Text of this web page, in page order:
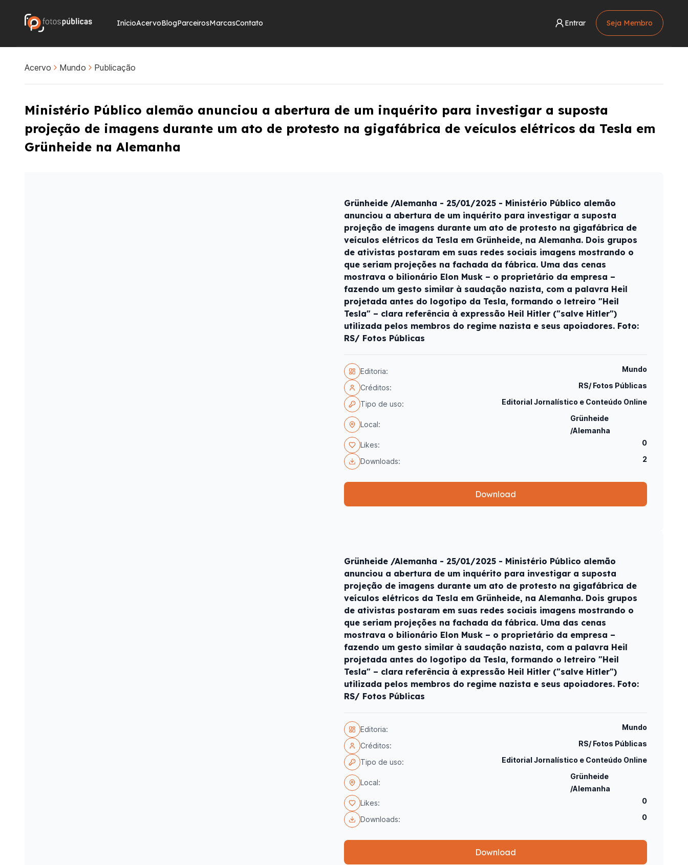
InícioAcervoBlogParceirosMarcasContato Entrar Seja Membro
Acervo Mundo Publicação
Ministério Público alemão anunciou a abertura de um inquérito para investigar a suposta
projeção de imagens durante um ato de protesto na gigafábrica de veículos elétricos da Tesla em
Grünheide na Alemanha
Grünheide /Alemanha - 25/01/2025 - Ministério Público alemão
anunciou a abertura de um inquérito para investigar a suposta
projeção de imagens durante um ato de protesto na gigafábrica de
veículos elétricos da Tesla em Grünheide, na Alemanha. Dois grupos
de ativistas postaram em suas redes sociais imagens mostrando o
que seriam projeções na fachada da fábrica. Uma das cenas
mostrava o bilionário Elon Musk – o proprietário da empresa –
fazendo um gesto similar à saudação nazista, com a palavra Heil
projetada antes do logotipo da Tesla, formando o letreiro "Heil
Tesla" – clara referência à expressão Heil Hitler ("salve Hitler")
utilizada pelos membros do regime nazista e seus apoiadores. Foto:
RS/ Fotos Públicas
Editoria: Mundo
Créditos: RS/ Fotos Públicas
Tipo de uso: Editorial Jornalístico e Conteúdo Online
Local:
Grünheide
/Alemanha
Likes:
0
Downloads: 2
Download
Grünheide /Alemanha - 25/01/2025 - Ministério Público alemão
anunciou a abertura de um inquérito para investigar a suposta
projeção de imagens durante um ato de protesto na gigafábrica de
veículos elétricos da Tesla em Grünheide, na Alemanha. Dois grupos
de ativistas postaram em suas redes sociais imagens mostrando o
que seriam projeções na fachada da fábrica. Uma das cenas
mostrava o bilionário Elon Musk – o proprietário da empresa –
fazendo um gesto similar à saudação nazista, com a palavra Heil
projetada antes do logotipo da Tesla, formando o letreiro "Heil
Tesla" – clara referência à expressão Heil Hitler ("salve Hitler")
utilizada pelos membros do regime nazista e seus apoiadores. Foto:
RS/ Fotos Públicas
Editoria: Mundo
Créditos: RS/ Fotos Públicas
Tipo de uso: Editorial Jornalístico e Conteúdo Online
Local:
Grünheide
/Alemanha
Likes:
0
Downloads: 0
Download